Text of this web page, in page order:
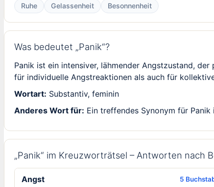
Ruhe Gelassenheit Besonnenheit
Was bedeutet „Panik“?
Panik ist ein intensiver, lähmender Angstzustand,
für individuelle Angstreaktionen als auch für
Wortart: Substantiv, feminin
Anderes Wort für: Ein treffendes Synonym für Panik
„Panik“ im Kreuzworträtsel – Antworten nach
Angst 5